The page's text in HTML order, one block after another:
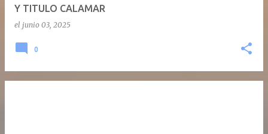
Y TITULO CALAMAR
el junio 03, 2025
0